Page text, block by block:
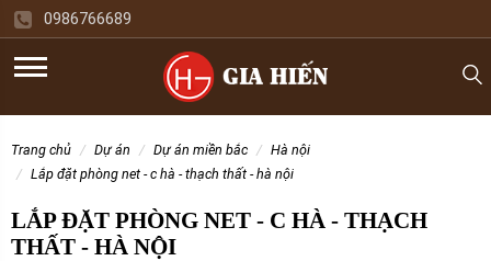
0986766689
trang chủ dự án dự án miền bắc
hà nội
lắp đặt phòng net - c hà - thạch thất - hà nội
LẮP ĐẶT PHÒNG NET - C HÀ - THẠCH
THẤT - HÀ NỘI